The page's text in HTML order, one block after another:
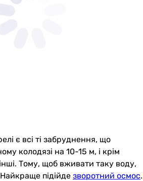
є всі ті забруднення, що
колодязі на 10-15 м, і крім
Тому, щоб вживати таку воду,
Найкраще підійде зворотний осмос.